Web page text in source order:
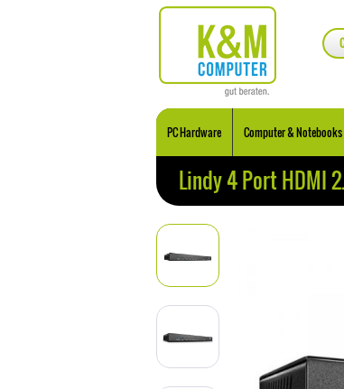
PC Hardware Computer & Notebooks
Lindy 4 Port HDMI